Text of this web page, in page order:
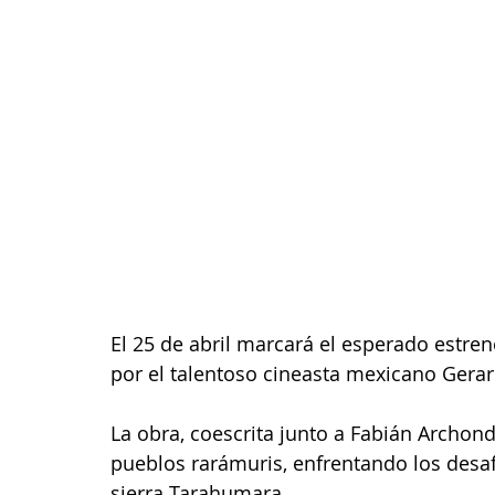
El 25 de abril marcará el esperado
por el talentoso cineasta mexicano
La obra, coescrita junto a Fabián
pueblos rarámuris, enfrentando los